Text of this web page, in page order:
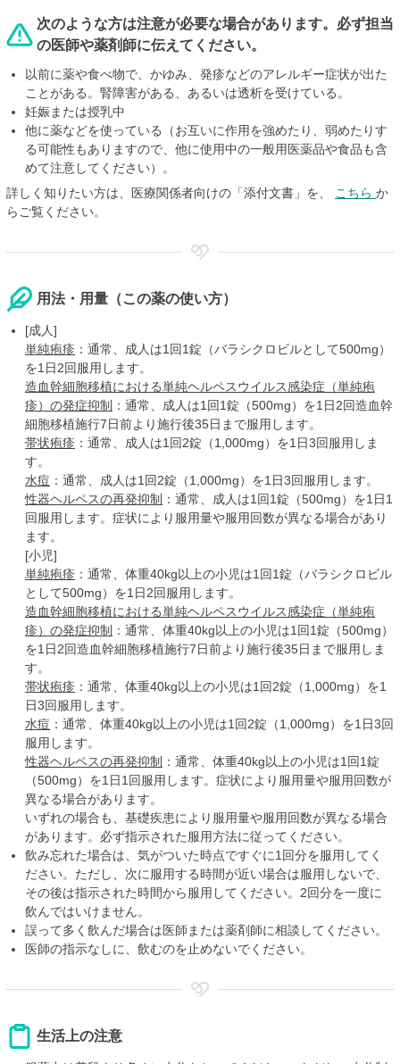
次のような方は注意が必要な場合があります。必ず担当
の医師や薬剤師に伝えてください。
以前に薬や食べ物で、かゆみ、発疹などのアレルギー症状が出た
ことがある。腎障害がある、あるいは透析を受けている。
妊娠または授乳中
他に薬などを使っている（お互いに作用を強めたり、弱めたりす
る可能性もありますので、他に使用中の一般用医薬品や食品も含
めて注意してください）。
詳しく知りたい方は、医療関係者向けの「添付文書」を、
こちら か
らご覧ください。
用法・用量（この薬の使い方）
[成人]
単純疱疹 ：通常、成人は1回1錠（バラシクロビルとして500mg）
を1日2回服用します。
造血幹細胞移植における単純ヘルペスウイルス感染症（単純疱
疹）の発症抑制 ：通常、成人は1回1錠（500mg）を1日2回造血幹
細胞移植施行7日前より施行後35日まで服用します。
帯状疱疹 ：通常、成人は1回2錠（1,000mg）を1日3回服用しま
す。
水痘 ：通常、成人は1回2錠（1,000mg）を1日3回服用します。
性器ヘルペスの再発抑制 ：通常、成人は1回1錠（500mg）を1日1
回服用します。症状により服用量や服用回数が異なる場合があり
ます。
[小児]
単純疱疹 ：通常、体重40kg以上の小児は1回1錠（バラシクロビル
として500mg）を1日2回服用します。
造血幹細胞移植における単純ヘルペスウイルス感染症（単純疱
疹）の発症抑制 ：通常、体重40kg以上の小児は1回1錠（500mg）
を1日2回造血幹細胞移植施行7日前より施行後35日まで服用しま
す。
帯状疱疹 ：通常、体重40kg以上の小児は1回2錠（1,000mg）を1
日3回服用します。
水痘 ：通常、体重40kg以上の小児は1回2錠（1,000mg）を1日3回
服用します。
性器ヘルペスの再発抑制 ：通常、体重40kg以上の小児は1回1錠
（500mg）を1日1回服用します。症状により服用量や服用回数が
異なる場合があります。
いずれの場合も、基礎疾患により服用量や服用回数が異なる場合
があります。必ず指示された服用方法に従ってください。
飲み忘れた場合は、気がついた時点ですぐに1回分を服用してく
ださい。ただし、次に服用する時間が近い場合は服用しないで、
その後は指示された時間から服用してください。2回分を一度に
飲んではいけません。
誤って多く飲んだ場合は医師または薬剤師に相談してください。
医師の指示なしに、飲むのを止めないでください。
生活上の注意